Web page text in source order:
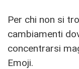
Per chi non si
cambiamenti
concentrarsi
Emoji.